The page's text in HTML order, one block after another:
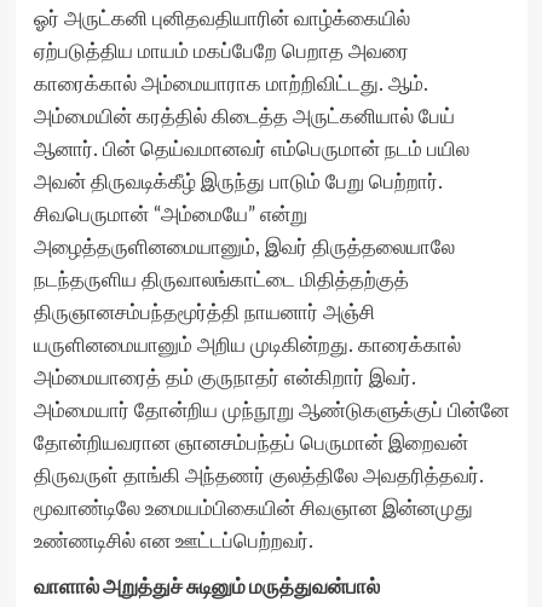
ஓர் அருட்கனி புனிதவதியாரின் வாழ்க்கையில்
ஏற்படுத்திய மாயம் மகப்பேறே பெறாத அவரை
காரைக்கால் அம்மையாராக மாற்றிவிட்டது. ஆம்.
அம்மையின் கரத்தில் கிடைத்த அருட்கனியால் பேய்
ஆனார். பின் தெய்வமானவர் எம்பெருமான் நடம் பயில
அவன் திருவடிக்கீழ் இருந்து பாடும் பேறு பெற்றார்.
சிவபெருமான் “அம்மையே” என்று
அழைத்தருளினமையானும், இவர் திருத்தலையாலே
நடந்தருளிய திருவாலங்காட்டை மிதித்தற்குத்
திருஞானசம்பந்தமூர்த்தி நாயனார் அஞ்சி
யருளினமையானும் அறிய முடிகின்றது. காரைக்கால்
அம்மையாரைத் தம் குருநாதர் என்கிறார் இவர்.
அம்மையார் தோன்றிய முந்நூறு ஆண்டுகளுக்குப் பின்னே
தோன்றியவரான ஞானசம்பந்தப் பெருமான் இறைவன்
திருவருள் தாங்கி அந்தணர் குலத்திலே அவதரித்தவர்.
மூவாண்டிலே உமையம்பிகையின் சிவஞான இன்னமுது
உண்ணடிசில் என ஊட்டப்பெற்றவர்.
வாளால் அறுத்துச் சுடினும் மருத்துவன்பால்